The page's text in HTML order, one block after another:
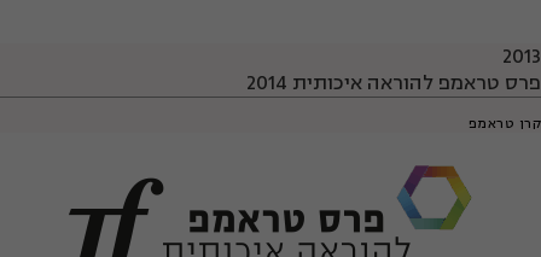
2013
פרס טראמפ להוראה איכותית 2014
קרן טראמפ